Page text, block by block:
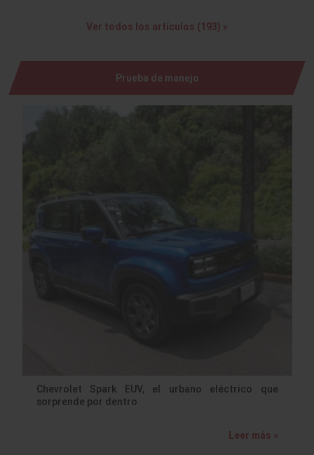
Ver todos los artículos (193) »
Prueba de manejo
Chevrolet Spark EUV, el urbano eléctrico que
sorprende por dentro
Leer más »